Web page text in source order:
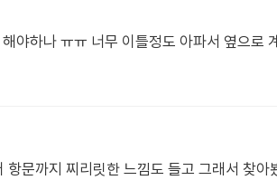
야하나 ㅠㅠ 너무 이틀정도 아파서 옆으로
문까지 찌리릿한 느낌도 들고 그래서 찾